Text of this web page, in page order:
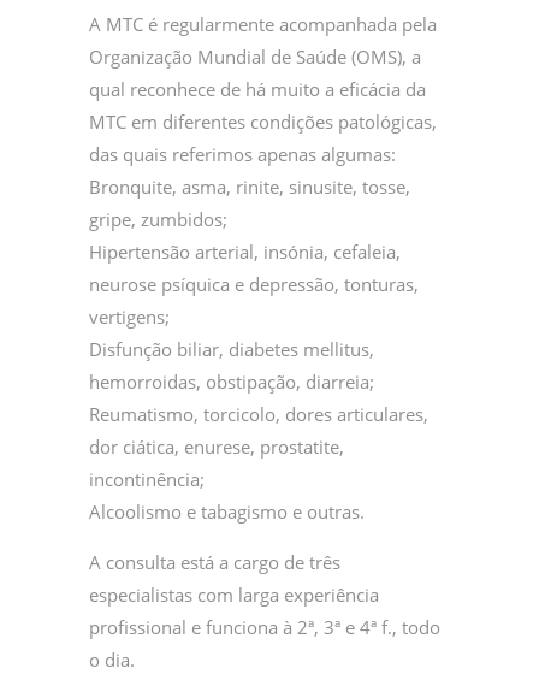
A MTC é regularmente acompanhada pela
Organização Mundial de Saúde (OMS), a
qual reconhece de há muito a eficácia da
MTC em diferentes condições patológicas,
das quais referimos apenas algumas:
Bronquite, asma, rinite, sinusite, tosse,
gripe, zumbidos;
Hipertensão arterial, insónia, cefaleia,
neurose psíquica e depressão, tonturas,
vertigens;
Disfunção biliar, diabetes mellitus,
hemorroidas, obstipação, diarreia;
Reumatismo, torcicolo, dores articulares,
dor ciática, enurese, prostatite,
incontinência;
Alcoolismo e tabagismo e outras.
A consulta está a cargo de três
especialistas com larga experiência
profissional e funciona à 2ª, 3ª e 4ª f., todo
o dia.